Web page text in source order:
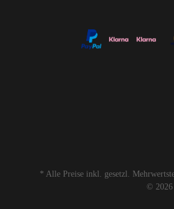
* Alle Preise inkl. gesetzl.
© 2026